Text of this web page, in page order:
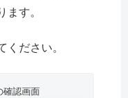
ます。
ください。
確認画面